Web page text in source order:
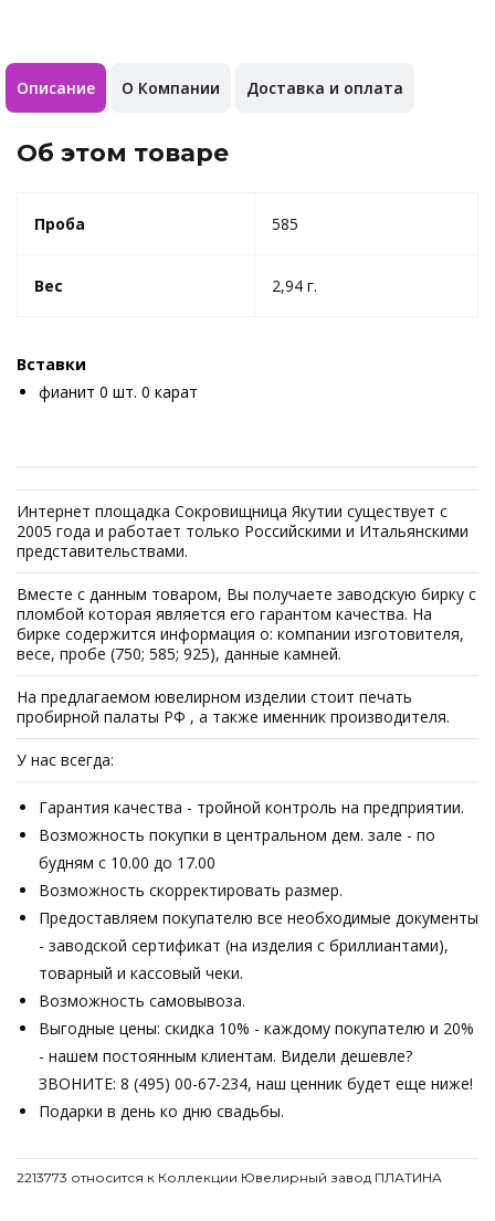
Описание О Компании Доставка и оплата
Об этом товаре
Проба 585
Вес 2,94 г.
Вставки
фианит 0 шт. 0 карат
Интернет площадка Сокровищница Якутии существует с
2005 года и работает только Российскими и Итальянскими
представительствами.
Вместе с данным товаром, Вы получаете заводскую бирку с
пломбой которая является его гарантом качества. На
бирке содержится информация о: компании изготовителя,
весе, пробе (750; 585; 925), данные камней.
На предлагаемом ювелирном изделии стоит печать
пробирной палаты РФ , а также именник производителя.
У нас всегда:
Гарантия качества - тройной контроль на предприятии.
Возможность покупки в центральном дем. зале - по
будням с 10.00 до 17.00
Возможность скорректировать размер.
Предоставляем покупателю все необходимые документы
- заводской сертификат (на изделия с бриллиантами),
товарный и кассовый чеки.
Возможность самовывоза.
Выгодные цены: скидка 10% - каждому покупателю и 20%
- нашем постоянным клиентам. Видели дешевле?
ЗВОНИТЕ: 8 (495) 00-67-234, наш ценник будет еще ниже!
Подарки в день ко дню свадьбы.
2213773 относится к Коллекции Ювелирный завод ПЛАТИНА